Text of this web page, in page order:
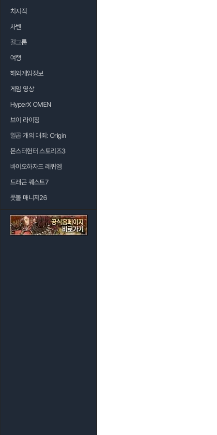
치지직
차벤
걸그룹
여행
해외게임정보
게임 영상
HyperX OMEN
브이 라이징
일곱 개의 대죄: Origin
몬스터헌터 스토리즈3
바이오하자드 레퀴엠
드래곤 퀘스트7
풋볼 매니저26